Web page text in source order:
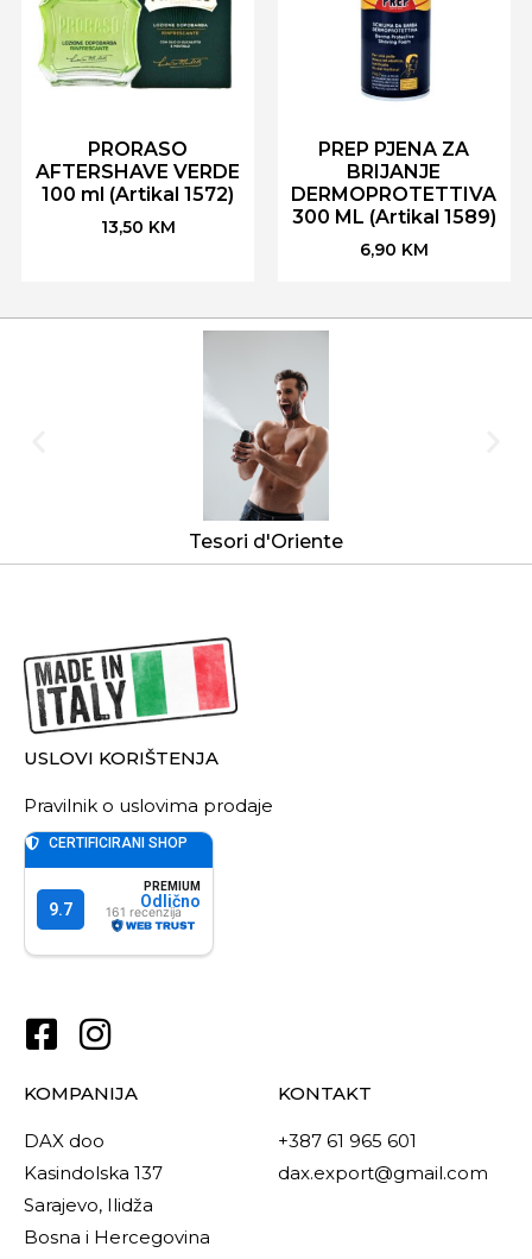
PRORASO
AFTERSHAVE VERDE
100 ml (Artikal 1572)
13,50 KM
PREP PJENA ZA
BRIJANJE
DERMOPROTETTIVA
300 ML (Artikal 1589)
6,90 KM
Tesori d'Oriente
USLOVI KORIŠTENJA
Pravilnik o uslovima prodaje
KOMPANIJA
DAX doo
Kasindolska 137
Sarajevo, Ilidža
Bosna i Hercegovina
KONTAKT
+387 61 965 601
dax.export@gmail.com